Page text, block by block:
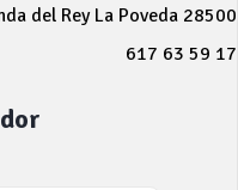
del Rey La Poveda 28500
617 63 59 17